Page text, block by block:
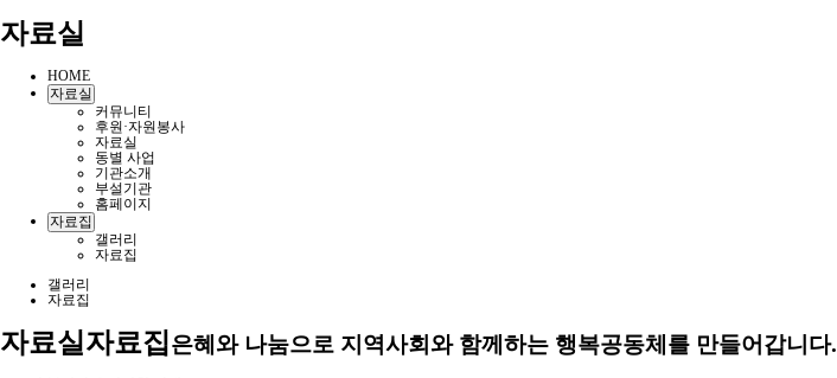
자료실
HOME
자료실
커뮤니티
후원·자원봉사
자료실
동별 사업
기관소개
부설기관
홈페이지
자료집
갤러리
자료집
갤러리
자료집
자료실자료집은혜와 나눔으로 지역사회와 함께하는 행복공동체를 만들어갑니다.